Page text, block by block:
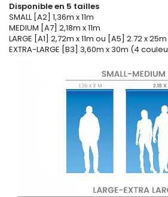
Disponible en 5 tailles
SMALL [A2] 1,36m x 11m
MEDIUM [A7] 2,18m x 11m
LARGE [A1] 2,72m x 11m ou [A5] 2.72 x
EXTRA-LARGE [B3] 3,60m x 30m (4